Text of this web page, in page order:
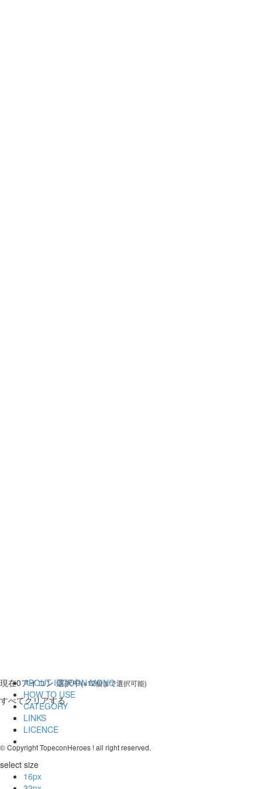
現在0アイコン 選択中(※12個まで選択可能)
すべてクリアする
select size
16px
ABOUT ICOOON MONO
HOW TO USE
CATEGORY
LINKS
LICENCE
© Copyright TopeconHeroes ! all right reserved.